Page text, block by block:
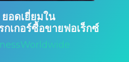
อดเยี่ยมใน
เกอร์ซื้อขายฟอเร็กซ์